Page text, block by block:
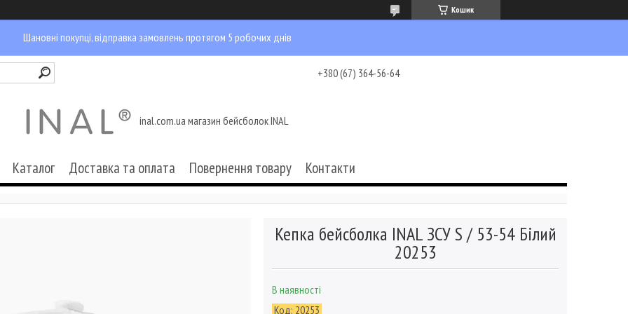
Кошик
Шановні покупці, відправка замовлень протягом 5 робочих днів
+380 (67) 364-56-64
inal.com.ua магазин бейсболок INAL
Каталог Доставка та оплата Повернення товару Контакти
Кепка бейсболка INAL ЗСУ S / 53-54 Білий
20253
В наявності
Код: 20253